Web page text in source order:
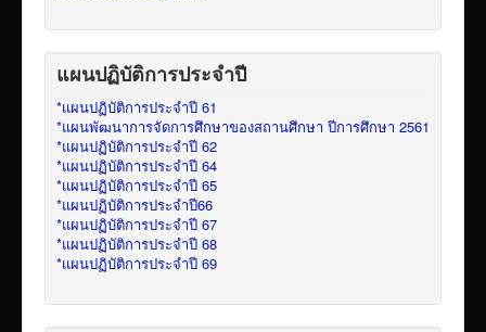
แผนปฏิบัติการประจำปี
*แผนปฏิบัติการประจำปี 61
*แผนพัฒนาการจัดการศึกษาของสถานศึกษา ปีการศึกษา 2561
*แผนปฏิบัติการประจำปี 62
*แผนปฏิบัติการประจำปี 64
*แผนปฏิบัติการประจำปี 65
*แผนปฏิบัติการประจำปี66
*แผนปฏิบัติการประจำปี 67
*แผนปฏิบัติการประจำปี 68
*แผนปฏิบัติการประจำปี 69